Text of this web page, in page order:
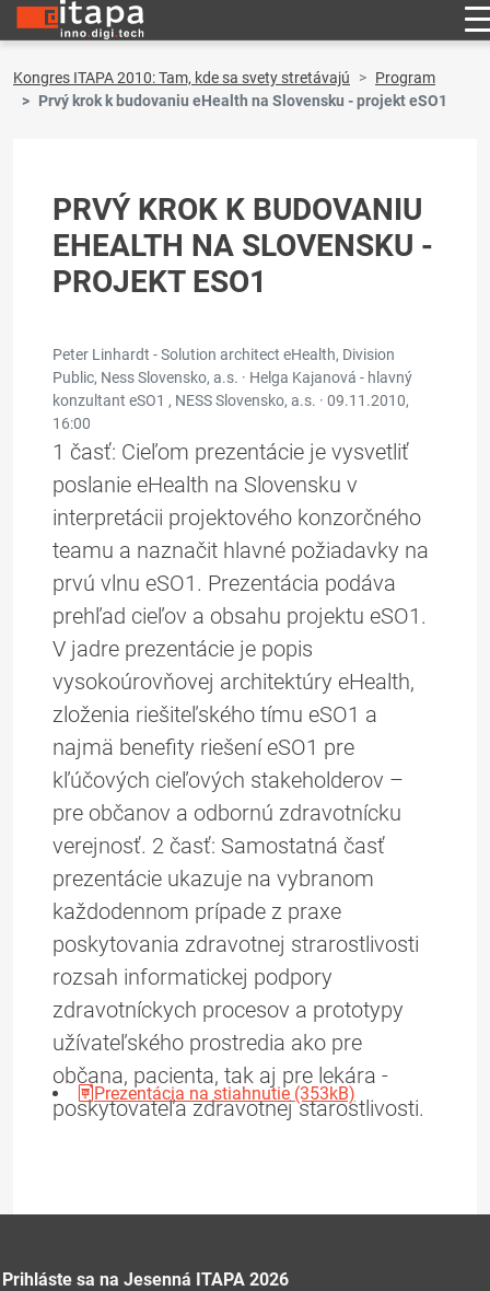
Kongres ITAPA 2010: Tam, kde sa svety stretávajú
Program
Prvý krok k budovaniu eHealth na Slovensku - projekt eSO1
PRVÝ KROK K BUDOVANIU
EHEALTH NA SLOVENSKU -
PROJEKT ESO1
Peter Linhardt - Solution architect eHealth, Division
Public, Ness Slovensko, a.s. · Helga Kajanová - hlavný
konzultant eSO1 , NESS Slovensko, a.s. · 09.11.2010,
16:00
1 časť: Cieľom prezentácie je vysvetliť
poslanie eHealth na Slovensku v
interpretácii projektového konzorčného
teamu a naznačit hlavné požiadavky na
prvú vlnu eSO1. Prezentácia podáva
prehľad cieľov a obsahu projektu eSO1.
V jadre prezentácie je popis
vysokoúrovňovej architektúry eHealth,
zloženia riešiteľského tímu eSO1 a
najmä benefity riešení eSO1 pre
kľúčových cieľových stakeholderov –
pre občanov a odbornú zdravotnícku
verejnosť. 2 časť: Samostatná časť
prezentácie ukazuje na vybranom
každodennom prípade z praxe
poskytovania zdravotnej strarostlivosti
rozsah informatickej podpory
zdravotníckych procesov a prototypy
užívateľského prostredia ako pre
občana, pacienta, tak aj pre lekára -
poskytovateľa zdravotnej starostlivosti.
Prezentácia na stiahnutie (353kB)
Prihláste sa na Jesenná ITAPA 2026